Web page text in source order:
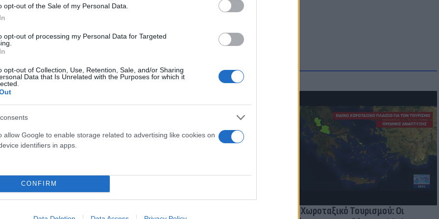
opt-out of the Sale of my Personal Data.
opt-out of processing my Personal Data for Targeted
opt-out of Collection, Use, Retention, Sale, and/or Sharing
Data that Is Unrelated with the Purposes for which it
allow Google to enable storage related to advertising like cookies on
identifiers in apps.
CONFIRM
υπήρξε ένας
έπρεπε να δώσει μια
τον γιο του
Και οι μαϊμούδες έχουν κατοικίδια! Οι
επιστήμονες ρίχνουν φως στις
Νέο Χωροταξικό Τουρισμού: Οι